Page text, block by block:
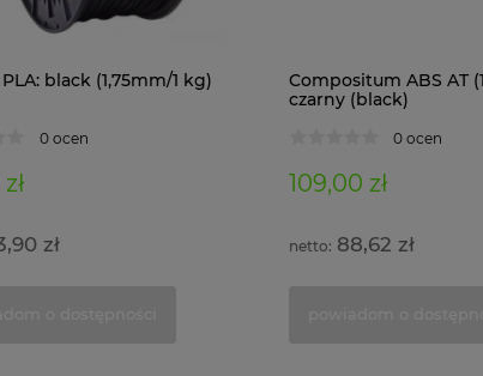
black (1,75mm/1 kg)
0 ocen
zł
Compositum ABS AT
czarny (black)
0 ocen
109,00 zł
88,62 zł